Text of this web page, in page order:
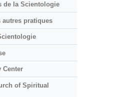
de la Scientologie
autres pratiques
Center
of Spiritual